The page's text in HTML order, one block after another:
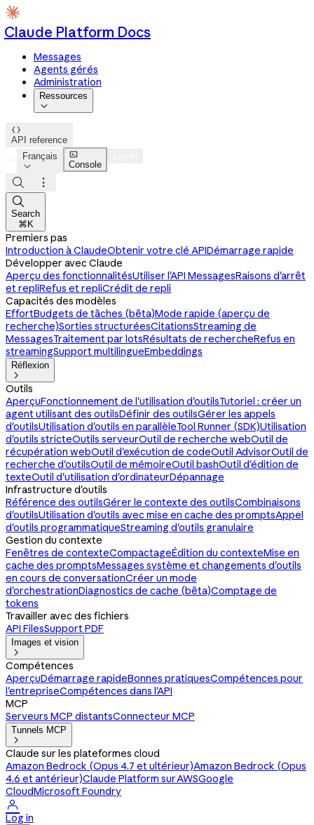
Claude Platform Docs
Messages
Agents gérés
Administration
Ressources


API reference
Français


Console



Search
⌘K
Premiers pas
Introduction à ClaudeObtenir votre clé APIDémarrage rapide
Développer avec Claude
Aperçu des fonctionnalitésUtiliser l'API MessagesRaisons d'arrêt
et repliRefus et repliCrédit de repli
Capacités des modèles
EffortBudgets de tâches (bêta)Mode rapide (aperçu de
recherche)Sorties structuréesCitationsStreaming de
MessagesTraitement par lotsRésultats de rechercheRefus en
streamingSupport multilingueEmbeddings
Réflexion

Outils
AperçuFonctionnement de l'utilisation d'outilsTutoriel : créer un
agent utilisant des outilsDéfinir des outilsGérer les appels
d'outilsUtilisation d'outils en parallèleTool Runner (SDK)Utilisation
d'outils stricteOutils serveurOutil de recherche webOutil de
récupération webOutil d'exécution de codeOutil AdvisorOutil de
recherche d'outilsOutil de mémoireOutil bashOutil d'édition de
texteOutil d'utilisation d'ordinateurDépannage
Infrastructure d'outils
Référence des outilsGérer le contexte des outilsCombinaisons
d'outilsUtilisation d'outils avec mise en cache des promptsAppel
d'outils programmatiqueStreaming d'outils granulaire
Gestion du contexte
Fenêtres de contexteCompactageÉdition du contexteMise en
cache des promptsMessages système et changements d'outils
en cours de conversationCréer un mode
d'orchestrationDiagnostics de cache (bêta)Comptage de
tokens
Travailler avec des fichiers
API FilesSupport PDF
Images et vision

Compétences
AperçuDémarrage rapideBonnes pratiquesCompétences pour
l'entrepriseCompétences dans l'API
MCP
Serveurs MCP distantsConnecteur MCP
Tunnels MCP

Claude sur les plateformes cloud
Amazon Bedrock (Opus 4.7 et ultérieur)Amazon Bedrock (Opus
4.6 et antérieur)Claude Platform sur AWSGoogle
CloudMicrosoft Foundry

Log in